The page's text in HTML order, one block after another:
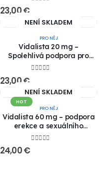
23,00€
NENÍ SKLADEM
PRO NĚJ
Vidalista 20 mg –
Spolehlivá podpora pro
dlouhotrvající erekci!! 1+1
23,00€
HOT
NENÍ SKLADEM
PRO NĚJ
Vidalista 60 mg – podpora
erekce a sexuálního
výkonu!! 1+1 ZDARMA!!
24,00€